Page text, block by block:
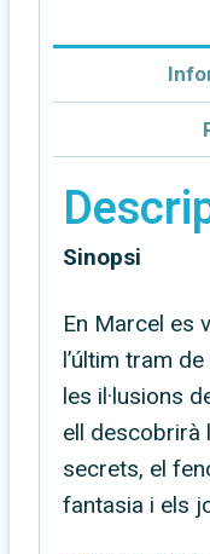
Dos
vint
(edició
Sinopsi
En Marcel es
l’últim tram
les il·lusions
ell descobrirà
secrets, el
fantasia i els